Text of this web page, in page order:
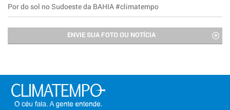
Por do sol no Sudoeste da BAHIA #climatempo
ENVIE SUA FOTO OU NOTÍCIA